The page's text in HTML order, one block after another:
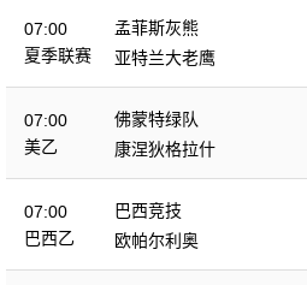
07:00
夏季联赛
孟菲斯灰熊
亚特兰大老鹰
07:00
美乙
佛蒙特绿队
康涅狄格拉什
07:00
巴西乙
巴西竞技
欧帕尔利奥